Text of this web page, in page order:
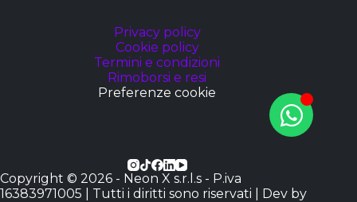
Privacy policy
Cookie policy
Termini e condizioni
Rimoborsi e resi
Preferenze cookie
Copyright © 2026 - Neon X s.r.l.s - P.iva
16383971005 | Tutti i diritti sono riservati | Dev by